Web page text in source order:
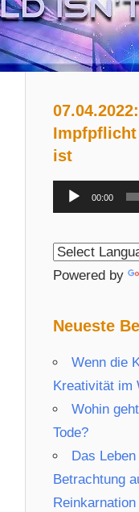
ist
Audio-
Player
00:00
Powered by
Neueste
Wenn die
Kreativität im
Wohin
Tode?
Das
Betrachtung
Reinkarnation